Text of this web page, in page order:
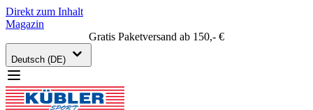
Direkt zum Inhalt
Magazin
Gratis Paketversand ab 150,- €
Deutsch (DE)